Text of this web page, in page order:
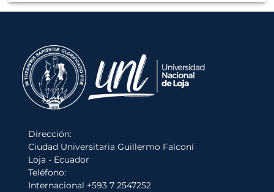
Dirección:
Ciudad Universitaria Guillermo Falconí
Loja - Ecuador
Teléfono:
Internacional +593 7 2547252